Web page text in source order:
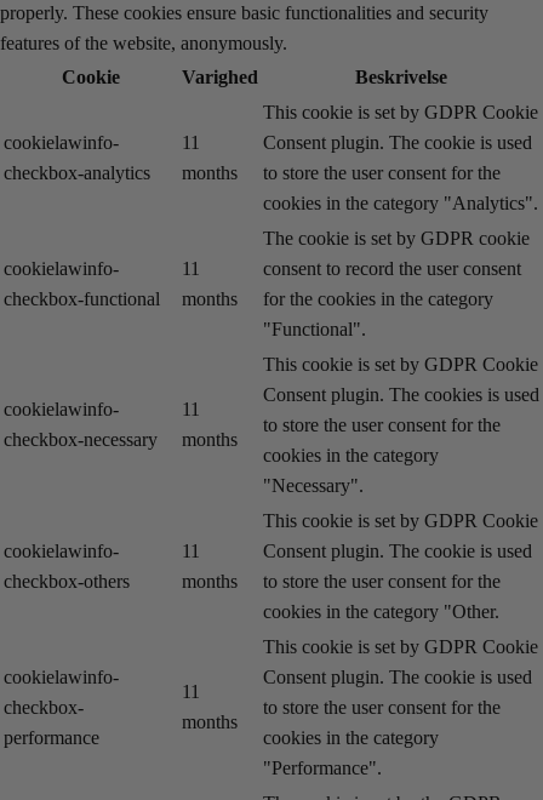
properly. These cookies ensure basic functionalities and security
features of the website, anonymously.
Cookie
Varighed Beskrivelse
cookielawinfo-
checkbox-analytics
11
months
This cookie is set by GDPR Cookie
Consent plugin. The cookie is used
to store the user consent for the
cookies in the category "Analytics".
cookielawinfo-
checkbox-functional
11
months
The cookie is set by GDPR cookie
consent to record the user consent
for the cookies in the category
"Functional".
cookielawinfo-
checkbox-necessary
11
months
This cookie is set by GDPR Cookie
Consent plugin. The cookies is used
to store the user consent for the
cookies in the category
"Necessary".
cookielawinfo-
checkbox-others
11
months
This cookie is set by GDPR Cookie
Consent plugin. The cookie is used
to store the user consent for the
cookies in the category "Other.
cookielawinfo-
checkbox-
performance
11
months
This cookie is set by GDPR Cookie
Consent plugin. The cookie is used
to store the user consent for the
cookies in the category
"Performance".